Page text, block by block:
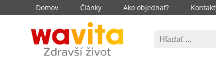
Domov Články Ako objednať?